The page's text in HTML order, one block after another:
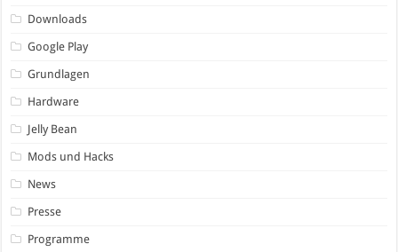
Downloads
Google Play
Grundlagen
Hardware
Jelly Bean
Mods und Hacks
News
Presse
Programme